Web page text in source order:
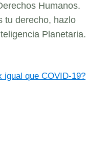
Humanos.
tu derecho, hazlo
Planetaria.
igual que COVID-19?